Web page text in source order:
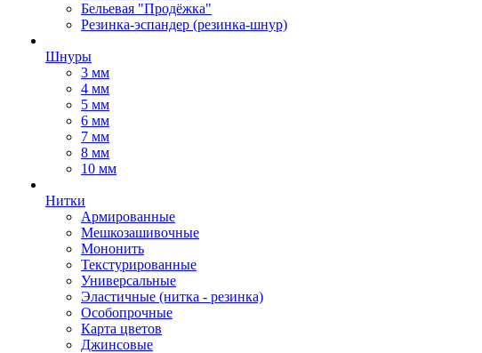
Бельевая "Продёжка"
Резинка-эспандер (резинка-шнур)
Шнуры
3 мм
4 мм
5 мм
6 мм
7 мм
8 мм
10 мм
Нитки
Армированные
Мешкозашивочные
Мононить
Текстурированные
Универсальные
Эластичные (нитка - резинка)
Особопрочные
Карта цветов
Джинсовые